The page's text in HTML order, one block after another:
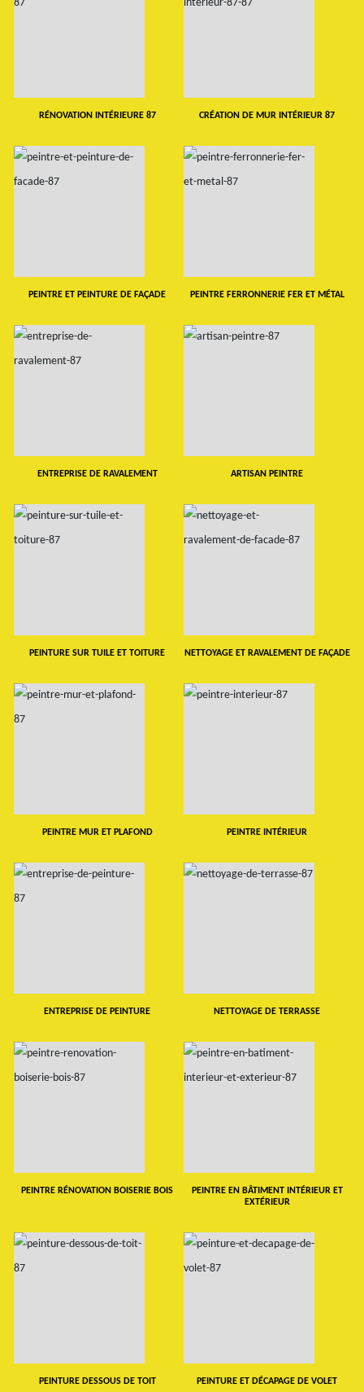
RÉNOVATION INTÉRIEURE 87 CRÉATION DE MUR INTÉRIEUR 87
PEINTRE ET PEINTURE DE FAÇADE PEINTRE FERRONNERIE FER ET MÉTAL
ENTREPRISE DE RAVALEMENT ARTISAN PEINTRE
PEINTURE SUR TUILE ET TOITURE NETTOYAGE ET RAVALEMENT DE FAÇADE
PEINTRE MUR ET PLAFOND PEINTRE INTÉRIEUR
ENTREPRISE DE PEINTURE NETTOYAGE DE TERRASSE
PEINTRE RÉNOVATION BOISERIE BOIS
PEINTRE EN BÂTIMENT INTÉRIEUR ET
EXTÉRIEUR
PEINTURE DESSOUS DE TOIT PEINTURE ET DÉCAPAGE DE VOLET